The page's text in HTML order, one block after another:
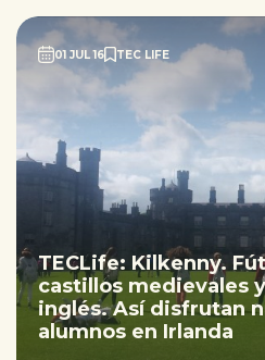
01 JUL 16 TEC LIFE
TECLife: Kilkenny.
castillos medievales
inglés. Así disfrutan
alumnos en Irlanda